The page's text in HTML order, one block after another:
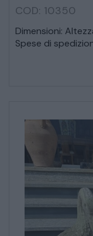
COD: 10350
Dimensioni:
Spese di